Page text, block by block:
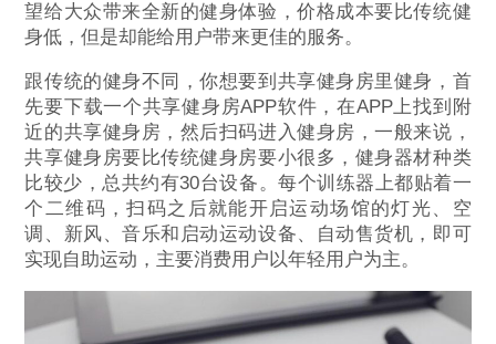
望给大众带来全新的健身体验，价格成本要比传统健
身低，但是却能给用户带来更佳的服务。
跟传统的健身不同，你想要到共享健身房里健身，首
先要下载一个共享健身房APP软件，在APP上找到附
近的共享健身房，然后扫码进入健身房，一般来说，
共享健身房要比传统健身房要小很多，健身器材种类
比较少，总共约有30台设备。每个训练器上都贴着一
个二维码，扫码之后就能开启运动场馆的灯光、空
调、新风、音乐和启动运动设备、自动售货机，即可
实现自助运动，主要消费用户以年轻用户为主。